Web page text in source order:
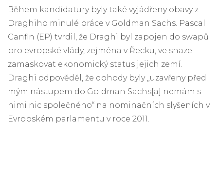
Během kandidatury byly také vyjádřeny obavy z
Draghiho minulé práce v Goldman Sachs. Pascal
Canfin (EP) tvrdil, že Draghi byl zapojen do swapů
pro evropské vlády, zejména v Řecku, ve snaze
zamaskovat ekonomický status jejich zemí.
Draghi odpověděl, že dohody byly „uzavřeny před
mým nástupem do Goldman Sachs[a] nemám s
nimi nic společného“ na nominačních slyšeních v
Evropském parlamentu v roce 2011.